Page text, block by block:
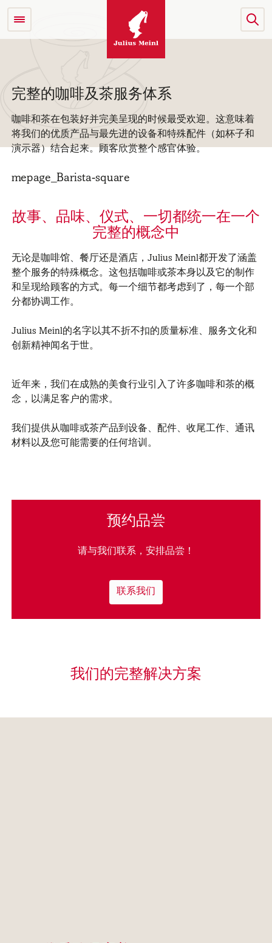
完整的咖啡及茶服务体系
咖啡和茶在包装好并完美呈现的时候最受欢迎。这意味着
将我们的优质产品与最先进的设备和特殊配件（如杯子和
演示器）结合起来。顾客欣赏整个感官体验。
故事、品味、仪式、一切都统一在一个
完整的概念中
无论是咖啡馆、餐厅还是酒店，Julius Meinl都开发了涵盖
整个服务的特殊概念。这包括咖啡或茶本身以及它的制作
和呈现给顾客的方式。每一个细节都考虑到了，每一个部
分都协调工作。
Julius Meinl的名字以其不折不扣的质量标准、服务文化和
创新精神闻名于世。
近年来，我们在成熟的美食行业引入了许多咖啡和茶的概
念，以满足客户的需求。
我们提供从咖啡或茶产品到设备、配件、收尾工作、通讯
材料以及您可能需要的任何培训。
预约品尝
请与我们联系，安排品尝！
联系我们
我们的完整解决方案